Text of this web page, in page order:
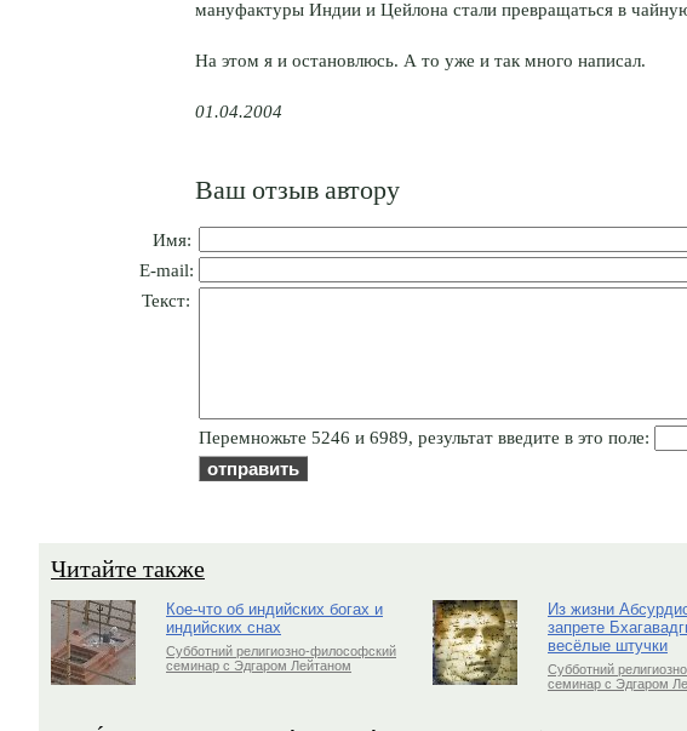
мануфактуры Индии и Цейлона стали превращаться в
На этом я и остановлюсь. А то уже и так много написал.
01.04.2004
Ваш отзыв автору
Имя:
E-mail:
Текст:
Пepeмнoжьтe 5246 и 6989, результат введите в это поле:
Читайте также
Кое-что об индийских богах и
индийских снах
Субботний религиозно-философский
семинар с Эдгаром Лейтаном
Из жизни
запрете
весёлые штучки
Субботний
семинар с Эдгаром